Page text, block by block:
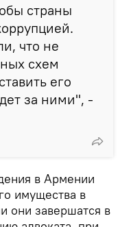
страны
что не
схем
его
за ними", -
в Армении
имущества в
они завершатся в